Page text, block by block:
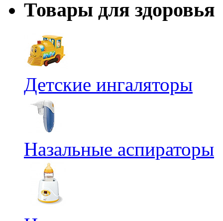
Товары для здоровья
Детские ингаляторы
Назальные аспираторы